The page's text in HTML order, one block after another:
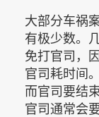
大部分车祸
有极少数。
免打官司，
官司耗时间
而官司要结
官司通常会